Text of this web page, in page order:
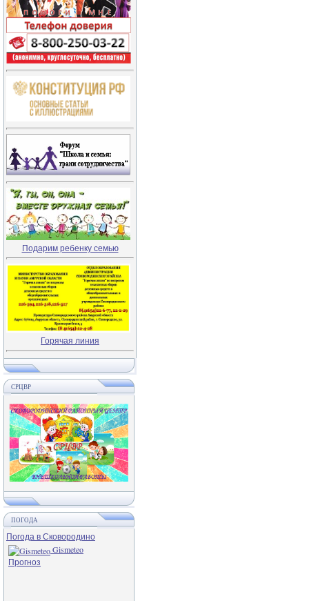
Подарим ребенку семью
Горячая линия
СРЦВР
ПОГОДА
Погода в Сковородино
Gismeteo
Прогноз